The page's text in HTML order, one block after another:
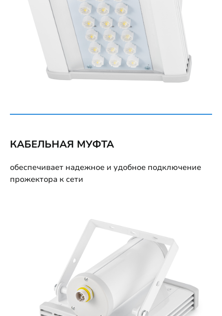
КАБЕЛЬНАЯ МУФТА
обеспечивает надежное и удобное подключение
прожектора к сети